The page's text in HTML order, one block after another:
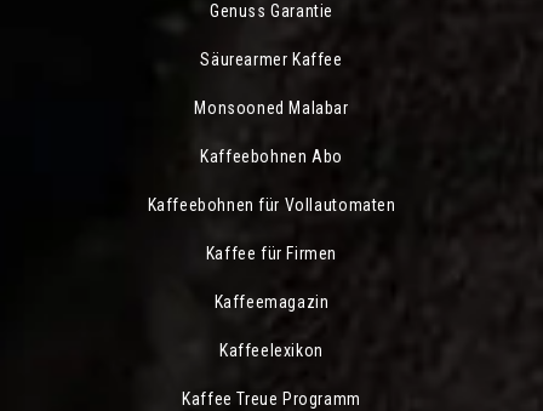
Genuss Garantie
Säurearmer Kaffee
Monsooned Malabar
Kaffeebohnen Abo
Kaffeebohnen für Vollautomaten
Kaffee für Firmen
Kaffeemagazin
Kaffeelexikon
Kaffee Treue Programm